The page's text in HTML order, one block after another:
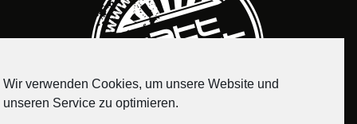
Wir verwenden Cookies, um unsere Website und
unseren Service zu optimieren.